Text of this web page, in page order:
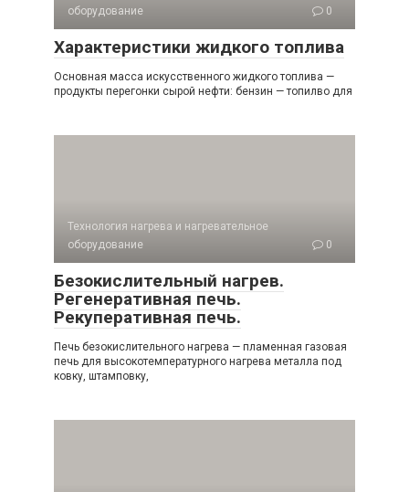
оборудование
0
Характеристики жидкого топлива
Основная масса искусственного жидкого топлива —
продукты перегонки сырой нефти: бензин — топилво для
Технология нагрева и нагревательное
оборудование
0
Безокислительный нагрев.
Регенеративная печь.
Рекуперативная печь.
Печь безокислительного нагрева — пламенная газовая
печь для высокотемпературного нагрева металла под
ковку, штамповку,